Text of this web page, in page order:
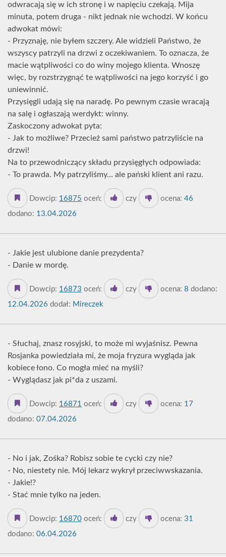
odwracają się w ich stronę i w napięciu czekają. Mija
minuta, potem druga - nikt jednak nie wchodzi. W końcu
adwokat mówi:
- Przyznaję, nie byłem szczery. Ale widzieli Państwo, że
wszyscy patrzyli na drzwi z oczekiwaniem. To oznacza, że
macie wątpliwości co do winy mojego klienta. Wnoszę
więc, by rozstrzygnąć te wątpliwości na jego korzyść i go
uniewinnić.
Przysięgli udają się na naradę. Po pewnym czasie wracają
na salę i ogłaszają werdykt: winny.
Zaskoczony adwokat pyta:
- Jak to możliwe? Przecież sami państwo patrzyliście na
drzwi!
Na to przewodniczący składu przysięgłych odpowiada:
- To prawda. My patrzyliśmy... ale pański klient ani razu.
Dowcip: 16875 oceń: czy ocena: 46
dodano: 13.04.2026
- Jakie jest ulubione danie prezydenta?
- Danie w mordę.
Dowcip: 16873 oceń: czy ocena: 8 dodano:
12.04.2026 dodał: Mireczek
- Słuchaj, znasz rosyjski, to może mi wyjaśnisz. Pewna
Rosjanka powiedziała mi, że moja fryzura wygląda jak
kobiece łono. Co mogła mieć na myśli?
- Wyglądasz jak pi*da z uszami.
Dowcip: 16871 oceń: czy ocena: 17
dodano: 07.04.2026
- No i jak, Zośka? Robisz sobie te cycki czy nie?
- No, niestety nie. Mój lekarz wykrył przeciwwskazania.
- Jakie!?
- Stać mnie tylko na jeden.
Dowcip: 16870 oceń: czy ocena: 31
dodano: 06.04.2026